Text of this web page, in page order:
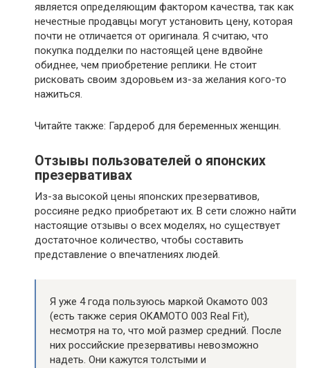
является определяющим фактором качества, так как
нечестные продавцы могут установить цену, которая
почти не отличается от оригинала. Я считаю, что
покупка подделки по настоящей цене вдвойне
обиднее, чем приобретение реплики. Не стоит
рисковать своим здоровьем из-за желания кого-то
нажиться.
Читайте также: Гардероб для беременных женщин.
Отзывы пользователей о японских
презервативах
Из-за высокой цены японских презервативов,
россияне редко приобретают их. В сети сложно найти
настоящие отзывы о всех моделях, но существует
достаточное количество, чтобы составить
представление о впечатлениях людей.
Я уже 4 года пользуюсь маркой Окамото 003
(есть также серия OKAMOTO 003 Real Fit),
несмотря на то, что мой размер средний. После
них российские презервативы невозможно
надеть. Они кажутся толстыми и